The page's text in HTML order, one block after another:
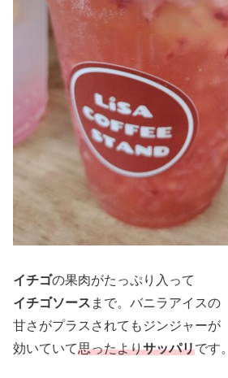
イチゴの果肉がたっぷり入って
イチゴソース まで。バニラアイスの
甘さがプラスされてもジンジャーが
効いていて思ったよりサッパリです。